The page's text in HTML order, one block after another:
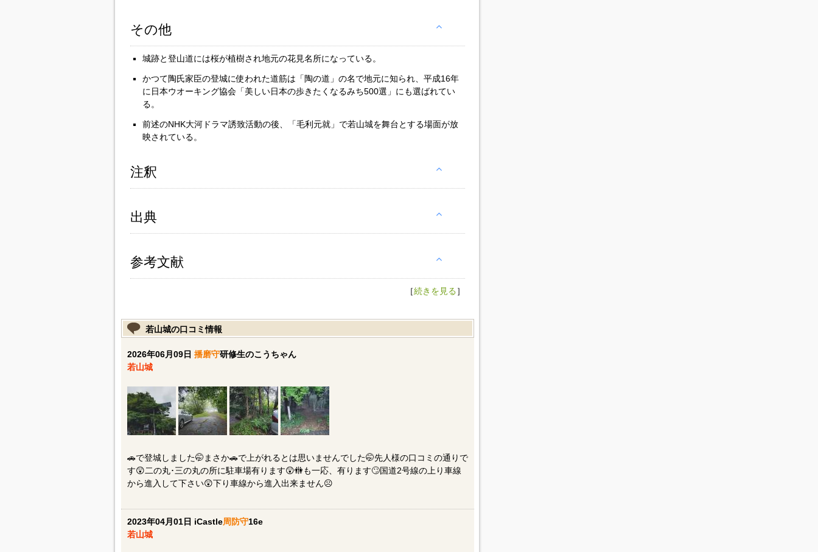
その他
城跡と登山道には桜が植樹され地元の花見名所になっている。
かつて陶氏家臣の登城に使われた道筋は「陶の道」の名で地元に知られ、平成16年
に日本ウオーキング協会「美しい日本の歩きたくなるみち500選」にも選ばれてい
る。
前述のNHK大河ドラマ誘致活動の後、「毛利元就」で若山城を舞台とする場面が放
映されている。
注釈
出典
参考文献
［続きを見る］
若山城の口コミ情報
2026年06月09日 播磨守研修生のこうちゃん
若山城
🚗で登城しました🤭まさか🚗で上がれるとは思いませんでした🤭先人様の口コミの通りで
す😲二の丸･三の丸の所に駐車場有ります😲🚻も一応、有ります🙄国道2号線の上り車線
から進入して下さい😲下り車線から進入出来ません☹️
2023年04月01日 iCastle周防守16e
若山城